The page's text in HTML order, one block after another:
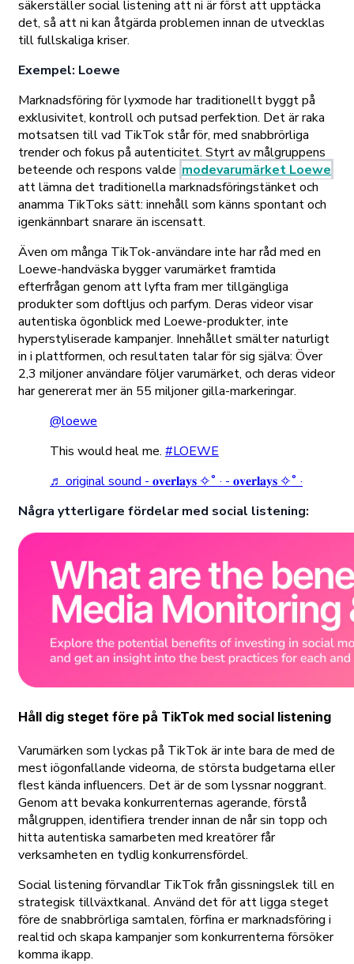
säkerställer social listening att ni är först att upptäcka
det, så att ni kan åtgärda problemen innan de utvecklas
till fullskaliga kriser.
Exempel: Loewe
Marknadsföring för lyxmode har traditionellt byggt på
exklusivitet, kontroll och putsad perfektion. Det är raka
motsatsen till vad TikTok står för, med snabbrörliga
trender och fokus på autenticitet. Styrt av målgruppens
beteende och respons valde modevarumärket Loewe
att lämna det traditionella marknadsföringstänket och
anamma TikToks sätt: innehåll som känns spontant och
igenkännbart snarare än iscensatt.
Även om många TikTok-användare inte har råd med en
Loewe-handväska bygger varumärket framtida
efterfrågan genom att lyfta fram mer tillgängliga
produkter som doftljus och parfym. Deras videor visar
autentiska ögonblick med Loewe-produkter, inte
hyperstyliserade kampanjer. Innehållet smälter naturligt
in i plattformen, och resultaten talar för sig själva: Över
2,3 miljoner användare följer varumärket, och deras videor
har genererat mer än 55 miljoner gilla-markeringar.
@loewe
This would heal me. #LOEWE
♬ original sound - 𝐨𝐯𝐞𝐫𝐥𝐚𝐲𝐬 ✧˚ · - 𝐨𝐯𝐞𝐫𝐥𝐚𝐲𝐬 ✧˚ ·
Några ytterligare fördelar med social listening:
Håll dig steget före på TikTok med social listening
Varumärken som lyckas på TikTok är inte bara de med de
mest iögonfallande videorna, de största budgetarna eller
flest kända influencers. Det är de som lyssnar noggrant.
Genom att bevaka konkurrenternas agerande, förstå
målgruppen, identifiera trender innan de når sin topp och
hitta autentiska samarbeten med kreatörer får
verksamheten en tydlig konkurrensfördel.
Social listening förvandlar TikTok från gissningslek till en
strategisk tillväxtkanal. Använd det för att ligga steget
före de snabbrörliga samtalen, förfina er marknadsföring i
realtid och skapa kampanjer som konkurrenterna försöker
komma ikapp.